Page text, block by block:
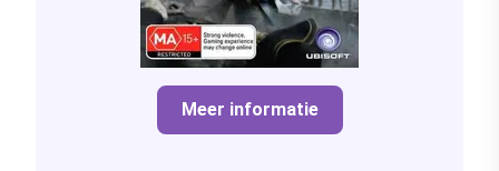
Meer informatie